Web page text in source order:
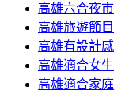
高雄六合夜
高雄旅遊節
高雄有設計
高雄適合女
高雄適合家